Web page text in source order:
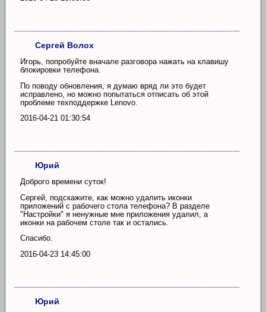
Сергей Волох
Игорь, попробуйте вначале разговора нажать на клавишу
блокировки телефона.
По поводу обновления, я думаю вряд ли это будет
исправлено, но можно попытаться отписать об этой
проблеме техподдержке Lenovo.
2016-04-21 01:30:54
Юрий
Доброго времени суток!
Сергей, подскажите, как можно удалить иконки
приложений с рабочего стола телефона? В разделе
"Настройки" я ненужные мне приложения удалил, а
иконки на рабочем столе так и остались.
Спасибо.
2016-04-23 14:45:00
Юрий